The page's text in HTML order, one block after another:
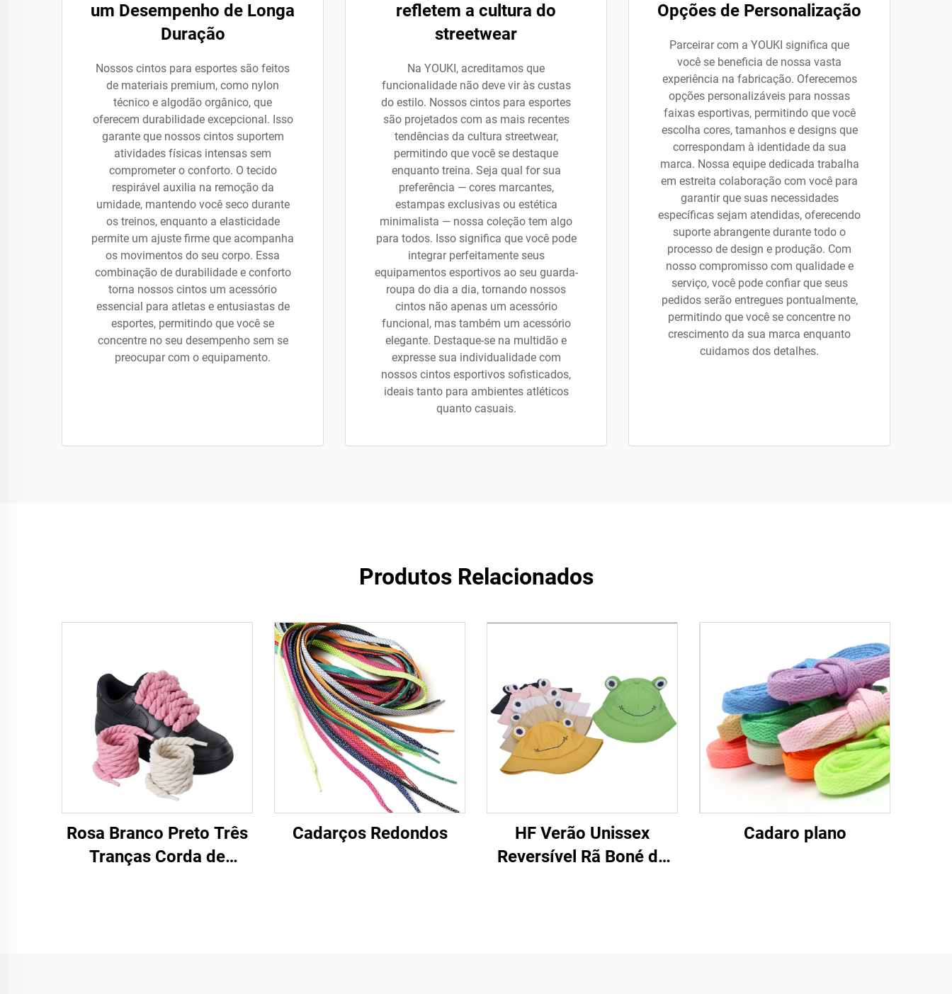
um Desempenho de Longa
Duração
Nossos cintos para esportes são feitos
de materiais premium, como nylon
técnico e algodão orgânico, que
oferecem durabilidade excepcional. Isso
garante que nossos cintos suportem
atividades físicas intensas sem
comprometer o conforto. O tecido
respirável auxilia na remoção da
umidade, mantendo você seco durante
os treinos, enquanto a elasticidade
permite um ajuste firme que acompanha
os movimentos do seu corpo. Essa
combinação de durabilidade e conforto
torna nossos cintos um acessório
essencial para atletas e entusiastas de
esportes, permitindo que você se
concentre no seu desempenho sem se
preocupar com o equipamento.
refletem a cultura do
streetwear
Na YOUKI, acreditamos que
funcionalidade não deve vir às custas
do estilo. Nossos cintos para esportes
são projetados com as mais recentes
tendências da cultura streetwear,
permitindo que você se destaque
enquanto treina. Seja qual for sua
preferência — cores marcantes,
estampas exclusivas ou estética
minimalista — nossa coleção tem algo
para todos. Isso significa que você pode
integrar perfeitamente seus
equipamentos esportivos ao seu guarda-
roupa do dia a dia, tornando nossos
cintos não apenas um acessório
funcional, mas também um acessório
elegante. Destaque-se na multidão e
expresse sua individualidade com
nossos cintos esportivos sofisticados,
ideais tanto para ambientes atléticos
quanto casuais.
Opções de Personalização
Parceirar com a YOUKI significa que
você se beneficia de nossa vasta
experiência na fabricação. Oferecemos
opções personalizáveis para nossas
faixas esportivas, permitindo que você
escolha cores, tamanhos e designs que
correspondam à identidade da sua
marca. Nossa equipe dedicada trabalha
em estreita colaboração com você para
garantir que suas necessidades
específicas sejam atendidas, oferecendo
suporte abrangente durante todo o
processo de design e produção. Com
nosso compromisso com qualidade e
serviço, você pode confiar que seus
pedidos serão entregues pontualmente,
permitindo que você se concentre no
crescimento da sua marca enquanto
cuidamos dos detalhes.
Produtos Relacionados
Rosa Branco Preto Três
Tranças Corda de
Cadarços Redondos
HF Verão Unissex
Reversível Rã Boné de
Cadaro plano